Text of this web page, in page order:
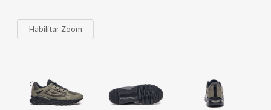
Habilitar Zoom